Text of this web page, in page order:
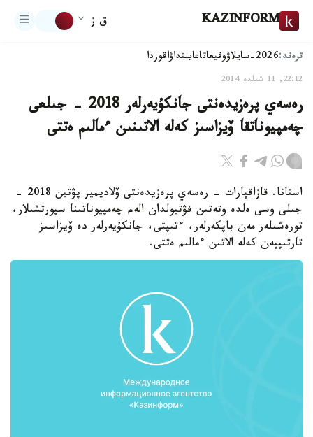
KAZINFORM ق ز
ترەند:2026-سايلاۋ وقيعاتاعايىنداۋاقوردا
22:12, 11 شىلدە 2014
رەسەي پرەزيدەنتى جانكۇيەرلەر 2018 - جىلعى
چەمپيوناتقا ۆيزاسىز كەلە الاتىنىن ءمالىم ەتتى
استانا. قازاقپارات - رەسەي پرەزيدەنتى ۆلاديمير پۋتين 2018 -
جىلى وسى ەلدە وتەتىن فۋتبولدان الەم چەمپيوناتىنا سپورتشىلار،
تورەشىلەر مەن باپكەرلەر، ءتىپتى، جانكۇيەرلەر دە ۆيزاسىز
تارتىپپەن كەلە الاتىن ءمالىم ەتتى.